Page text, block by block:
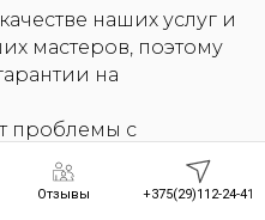
Отзывы +375(29)112-24-41
наших услуг и
мастеров, поэтому
на
проблемы с
в течение
бесплатно